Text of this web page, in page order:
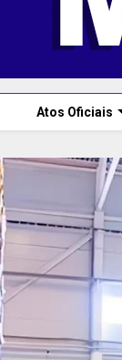
Atos Oficiais